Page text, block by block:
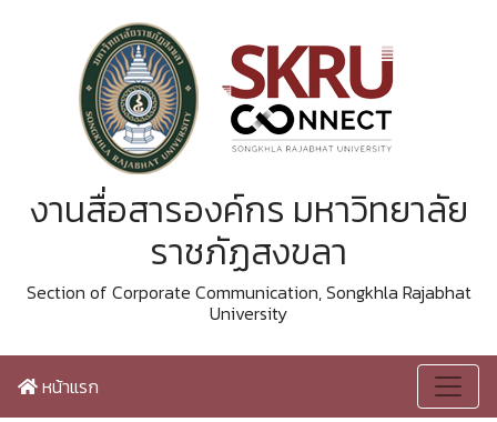
งานสื่อสารองค์กร มหาวิทยาลัย
ราชภัฏสงขลา
Section of Corporate Communication, Songkhla Rajabhat
University
หน้าแรก